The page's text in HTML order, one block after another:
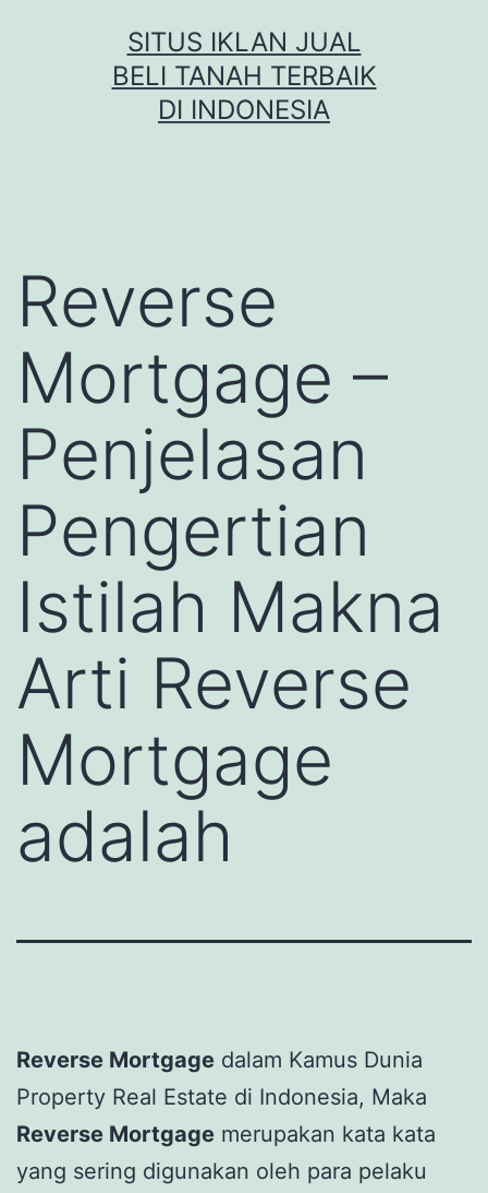
SITUS IKLAN JUAL
BELI TANAH TERBAIK
DI INDONESIA
Reverse
Mortgage –
Penjelasan
Pengertian
Istilah Makna
Arti Reverse
Mortgage
adalah
Reverse Mortgage dalam Kamus Dunia
Property Real Estate di Indonesia, Maka
Reverse Mortgage merupakan kata kata
yang sering digunakan oleh para pelaku